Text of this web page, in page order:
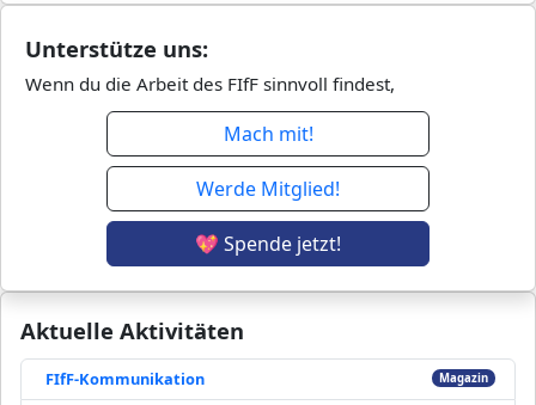
Aktuelle Aktivitäten
FIfF-Kommunikation Magazin
Unterstütze uns:
Wenn du die Arbeit des FIfF sinnvoll findest,
Mach mit!
Werde Mitglied!
💖 Spende jetzt!